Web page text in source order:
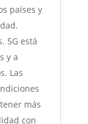
países y
5G está
y a
Las
más
con